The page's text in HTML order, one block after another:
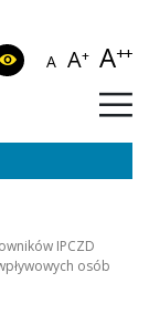
A A+ A++
IPCZD
osób